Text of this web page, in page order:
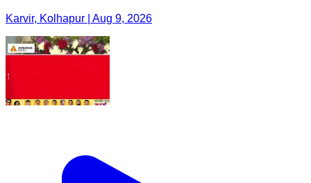
Karvir, Kolhapur | Aug 9, 2026